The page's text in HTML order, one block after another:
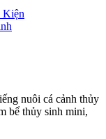
nuôi cá cảnh thủy
bể thủy sinh mini,